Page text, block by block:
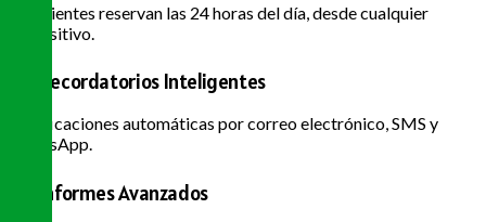
Los clientes reservan las 24 horas del día, desde cualquier
dispositivo.
Recordatorios Inteligentes
Notificaciones automáticas por correo electrónico, SMS y
WhatsApp.
Informes Avanzados